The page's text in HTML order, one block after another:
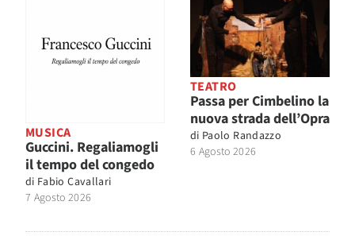
MUSICA
Guccini. Regaliamogli
il tempo del congedo
di Fabio Cavallari
7 Agosto 2026
TEATRO
Passa per Cimbelino la
nuova strada dell’Opra
di Paolo Randazzo
6 Agosto 2026